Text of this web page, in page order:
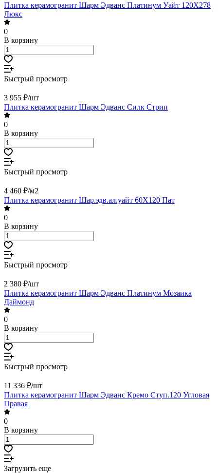
Плитка керамогранит Шарм Эдванс Платинум Уайт 120X278
Люкс
0
В корзину
Быстрый просмотр
3 955 ₽/шт
Плитка керамогранит Шарм Эдванс Силк Стрип
0
В корзину
Быстрый просмотр
4 460 ₽/м2
Плитка керамогранит Шар.эдв.ал.уайт 60X120 Пат
0
В корзину
Быстрый просмотр
2 380 ₽/шт
Плитка керамогранит Шарм Эдванс Платинум Мозаика
Даймонд
0
В корзину
Быстрый просмотр
11 336 ₽/шт
Плитка керамогранит Шарм Эдванс Кремо Ступ.120 Угловая
Правая
0
В корзину
Загрузить еще